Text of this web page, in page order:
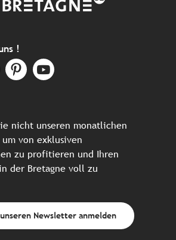
!
nicht unseren monatlichen
von exklusiven
zu profitieren und Ihren
der Bretagne voll zu
Newsletter anmelden